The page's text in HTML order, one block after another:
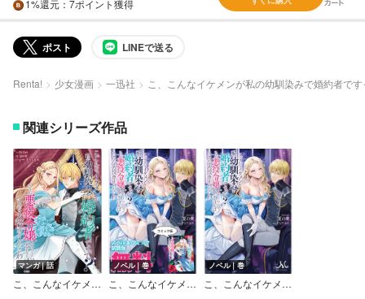
1%還元 ：7ポイント獲得
ポスト LINEで送る
Renta! 少女漫画 一迅社 こ、こんなイケメンが私の幼馴染みで婚約者で
関連シリーズ作品
マンガ｜話
こ、こんなイケメンが私の幼馴染みで婚約者ですって？ さすが悪役令嬢、それくらいの器じゃなければこんな大役務まらないわ 【連載版】
ノベル｜巻
こ、こんなイケメンが私の幼馴染みで婚約者ですって？ さすが悪役令嬢、それくらいの器じゃなければこんな大役務まらないわ ノベル＆コミック試読版
ノベル｜巻
こ、こんなイケメンが私の幼馴染みで婚約者ですって？ さすが悪役令嬢、それくらいの器じゃなければこんな大役務まらないわ